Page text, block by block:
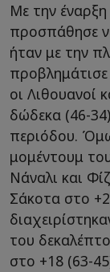
Με την
προσπάθησε
ήταν με την
οι Λιθουανοί
δώδεκα (46-
περιόδου.
μομέντουμ
Νάναλι και
Σάκοτα στο
του
στο +18 (63-